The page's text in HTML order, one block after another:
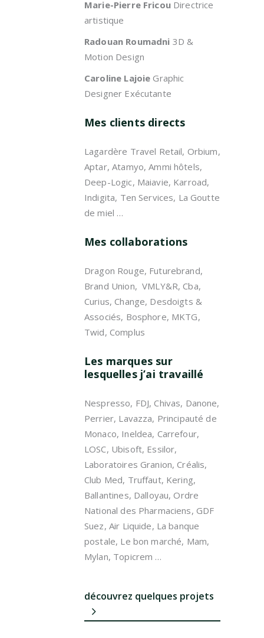
Marie-Pierre FricouDirectrice
artistique
Radouan Roumadni 3D &
Motion Design
Caroline Lajoie Graphic
Designer Exécutante
Mes clients directs
Lagardère Travel Retail, Orbium,
Aptar, Atamyo, Ammi hôtels,
Deep-Logic, Maiavie, Karroad,
Indigita, Ten Services, La Goutte
de miel …
Mes collaborations
Dragon Rouge, Futurebrand,
Brand Union, VMLY&R, Cba,
Curius, Change, Desdoigts &
Associés, Bosphore, MKTG,
Twid, Complus
Les marques sur
lesquelles j’ai travaillé
Nespresso, FDJ, Chivas, Danone,
Perrier, Lavazza, Principauté de
Monaco, Ineldea, Carrefour,
LOSC, Ubisoft, Essilor,
Laboratoires Granion, Créalis,
Club Med, Truffaut, Kering,
Ballantines, Dalloyau, Ordre
National des Pharmaciens, GDF
Suez, Air Liquide, La banque
postale, Le bon marché, Mam,
Mylan, Topicrem …
découvrez quelques projets